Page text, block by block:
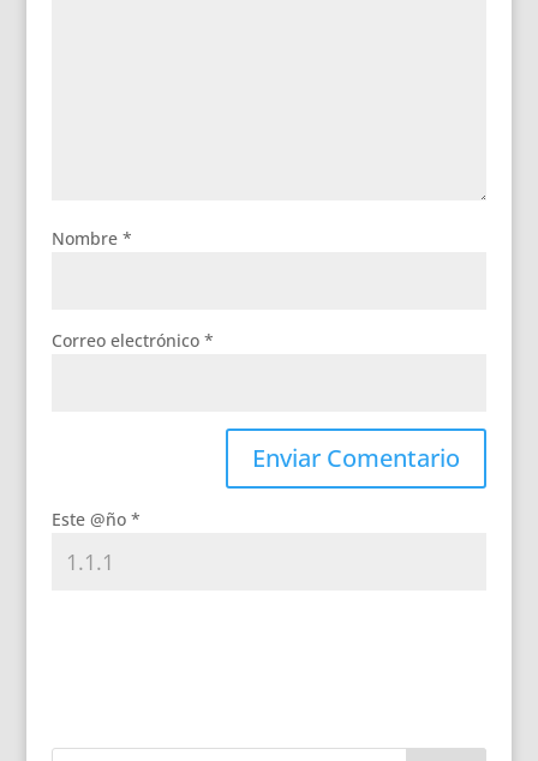
Nombre *
Correo electrónico *
Este @ño *